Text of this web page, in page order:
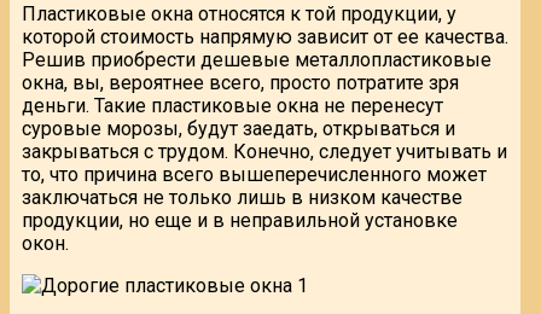
Пластиковые окна относятся к той продукции, у
которой стоимость напрямую зависит от ее качества.
Решив приобрести дешевые металлопластиковые
окна, вы, вероятнее всего, просто потратите зря
деньги. Такие пластиковые окна не перенесут
суровые морозы, будут заедать, открываться и
закрываться с трудом. Конечно, следует учитывать и
то, что причина всего вышеперечисленного может
заключаться не только лишь в низком качестве
продукции, но еще и в неправильной установке
окон.